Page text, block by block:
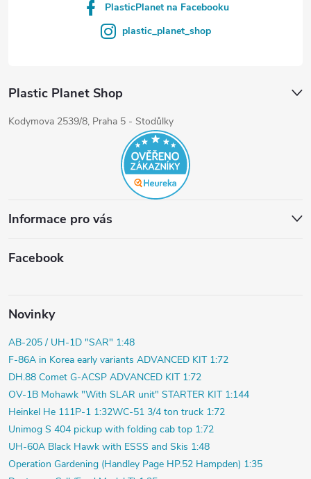
PlasticPlanet na Facebooku
plastic_planet_shop
Plastic Planet Shop
Kodymova 2539/8, Praha 5 - Stodůlky
Informace pro vás
Facebook
Novinky
AB-205 / UH-1D "SAR" 1:48
F-86A in Korea early variants ADVANCED KIT 1:72
DH.88 Comet G-ACSP ADVANCED KIT 1:72
OV-1B Mohawk "With SLAR unit" STARTER KIT 1:144
Heinkel He 111P-1 1:32WC-51 3/4 ton truck 1:72
Unimog S 404 pickup with folding cab top 1:72
UH-60A Black Hawk with ESSS and Skis 1:48
Operation Gardening (Handley Page HP.52 Hampden) 1:35